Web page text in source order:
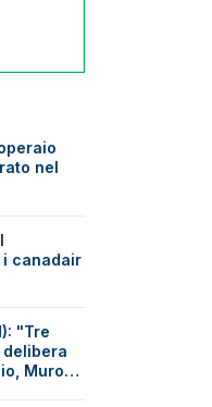
nel
i canadair
"Tre
Murone